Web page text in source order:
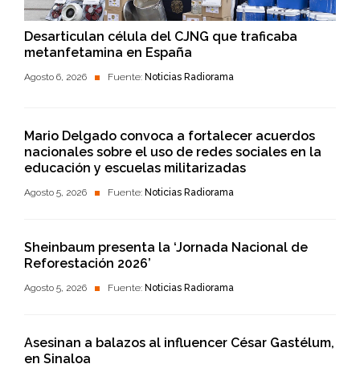
Desarticulan célula del CJNG que traficaba
metanfetamina en España
Agosto 6, 2026 Fuente: Noticias Radiorama
Mario Delgado convoca a fortalecer acuerdos
nacionales sobre el uso de redes sociales en la
educación y escuelas militarizadas
Agosto 5, 2026 Fuente: Noticias Radiorama
Sheinbaum presenta la ‘Jornada Nacional de
Reforestación 2026’
Agosto 5, 2026 Fuente: Noticias Radiorama
Asesinan a balazos al influencer César Gastélum,
en Sinaloa